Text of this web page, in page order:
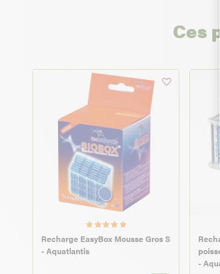
Ces
Recharge EasyBox Mousse Gros S
- Aquatlantis
-